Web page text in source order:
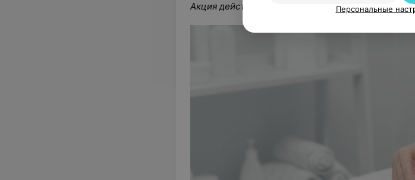
Акция действует по 31.05.2026 Персональные